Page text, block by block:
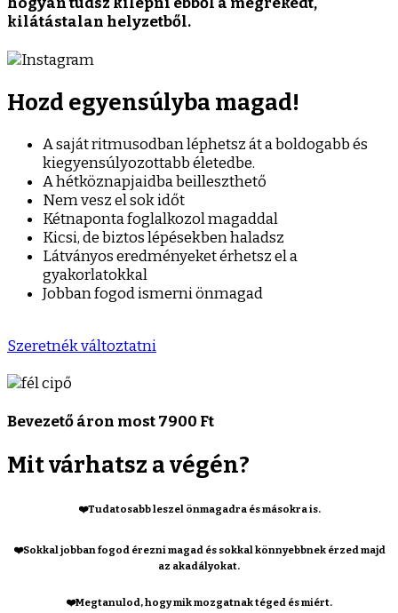
kilátástalan helyzetből.
Hozd egyensúlyba magad!
A saját ritmusodban léphetsz át a boldogabb és
kiegyensúlyozottabb életedbe.
A hétköznapjaidba beilleszthető
Nem vesz el sok időt
Kétnaponta foglalkozol magaddal
Kicsi, de biztos lépésekben haladsz
Látványos eredményeket érhetsz el a
gyakorlatokkal
Jobban fogod ismerni önmagad
Szeretnék változtatni
Bevezető áron most 7900 Ft
Mit várhatsz a végén?
❤️Tudatosabb leszel önmagadra és másokra is.
❤️Sokkal jobban fogod érezni magad és sokkal könnyebbnek érzed majd
az akadályokat.
❤️Megtanulod, hogy mik mozgatnak téged és miért.